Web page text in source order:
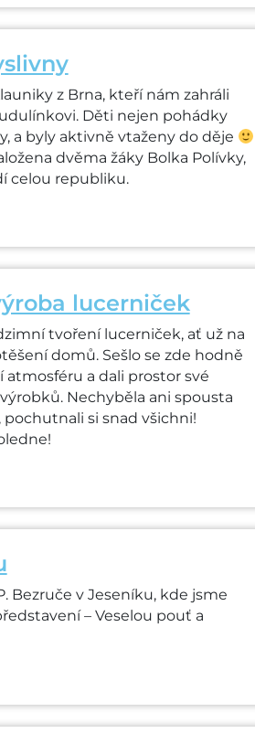
z Brna, kteří nám zahráli
Děti nejen pohádky
a byly aktivně vtaženy do děje
dvěma žáky Bolka Polívky,
celou republiku.
lucerniček
tvoření lucerniček, ať už na
domů. Sešlo se zde hodně
a dali prostor své
Nechyběla ani spousta
si snad všichni!
Bezruče v Jeseníku, kde jsme
– Veselou pouť a